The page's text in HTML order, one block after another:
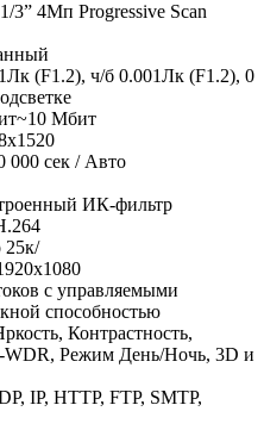
1/3” 4Мп Progressive Scan
(F1.2), ч/б 0.001Лк (F1.2), 0
Мбит
000 сек / Авто
ИК-фильтр
25к/
с управляемыми
способностью
Контрастность,
WDR, Режим День/Ночь, 3D и
IP, HTTP, FTP, SMTP,